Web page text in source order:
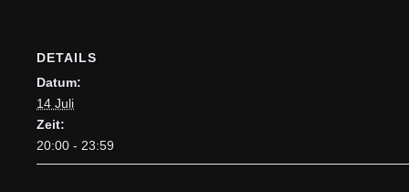
DETAILS
Datum:
14 Juli
Zeit:
20:00 - 23:59